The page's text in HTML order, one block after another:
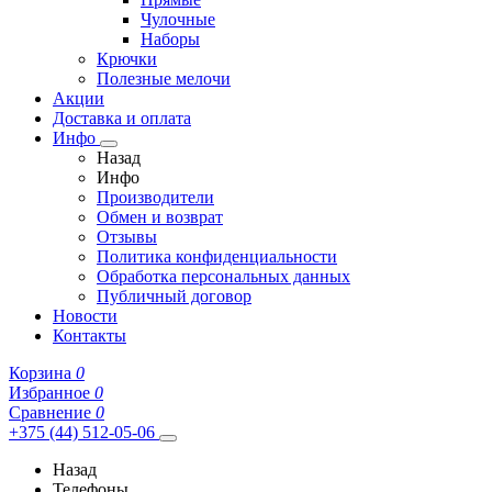
Чулочные
Наборы
Крючки
Полезные мелочи
Акции
Доставка и оплата
Инфо
Назад
Инфо
Производители
Обмен и возврат
Отзывы
Политика конфиденциальности
Обработка персональных данных
Публичный договор
Новости
Контакты
Корзина 0
Избранное 0
Сравнение 0
+375 (44) 512-05-06
Назад